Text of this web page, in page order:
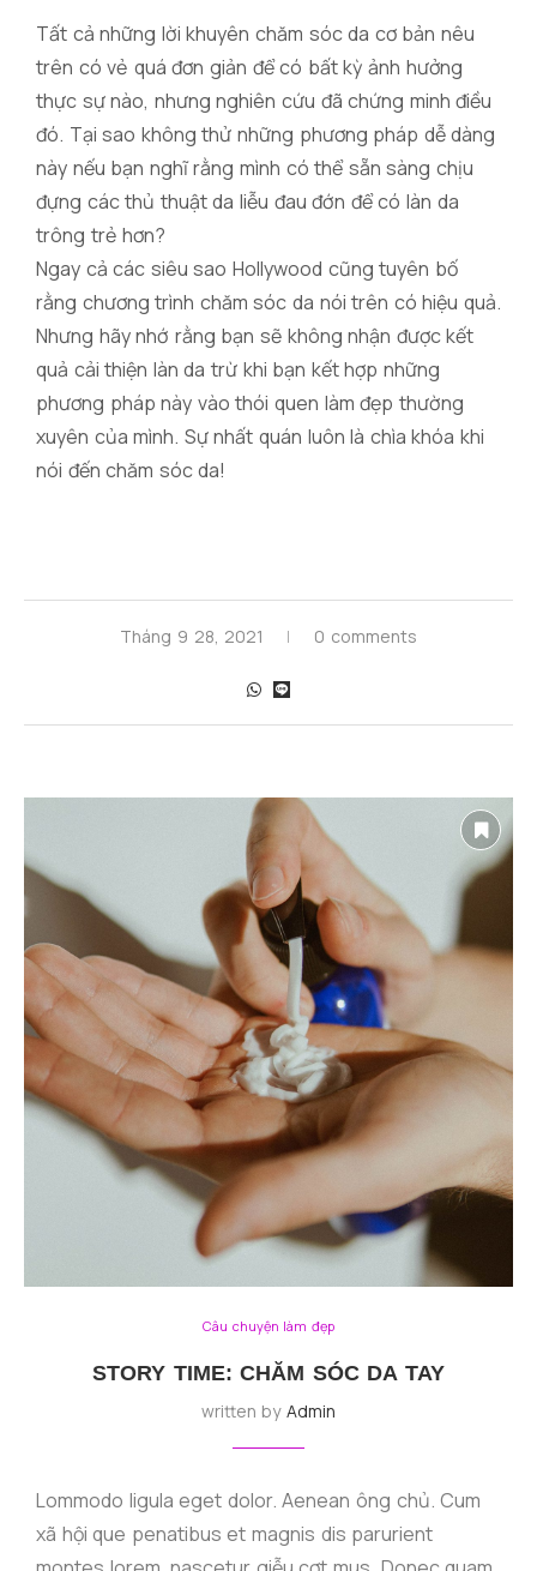
Tất cả những lời khuyên chăm sóc da cơ bản nêu
trên có vẻ quá đơn giản để có bất kỳ ảnh hưởng
thực sự nào, nhưng nghiên cứu đã chứng minh điều
đó. Tại sao không thử những phương pháp dễ dàng
này nếu bạn nghĩ rằng mình có thể sẵn sàng chịu
đựng các thủ thuật da liễu đau đớn để có làn da
trông trẻ hơn?
Ngay cả các siêu sao Hollywood cũng tuyên bố
rằng chương trình chăm sóc da nói trên có hiệu quả.
Nhưng hãy nhớ rằng bạn sẽ không nhận được kết
quả cải thiện làn da trừ khi bạn kết hợp những
phương pháp này vào thói quen làm đẹp thường
xuyên của mình. Sự nhất quán luôn là chìa khóa khi
nói đến chăm sóc da!
Tháng 9 28, 2021 0 comments
Câu chuyện làm đẹp
STORY TIME: CHĂM SÓC DA TAY
written byAdmin
Lommodo ligula eget dolor. Aenean ông chủ. Cum
xã hội que penatibus et magnis dis parurient